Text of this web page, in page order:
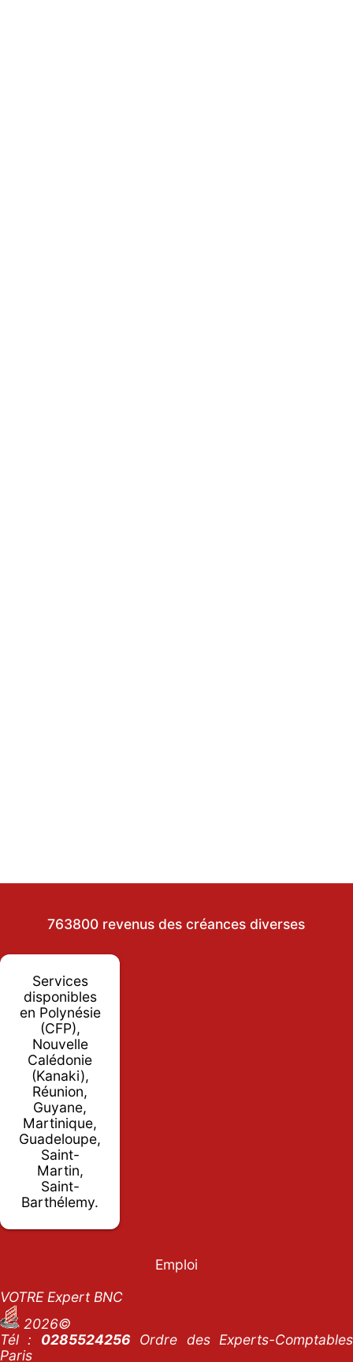
763800 revenus des créances diverses
Services
disponibles
en Polynésie
(CFP),
Nouvelle
Calédonie
(Kanaki),
Réunion,
Guyane,
Martinique,
Guadeloupe,
Saint-
Martin,
Saint-
Barthélemy.
Emploi
VOTRE Expert BNC
2026©
Tél : 0285524256Ordre des Experts-Comptables
Paris